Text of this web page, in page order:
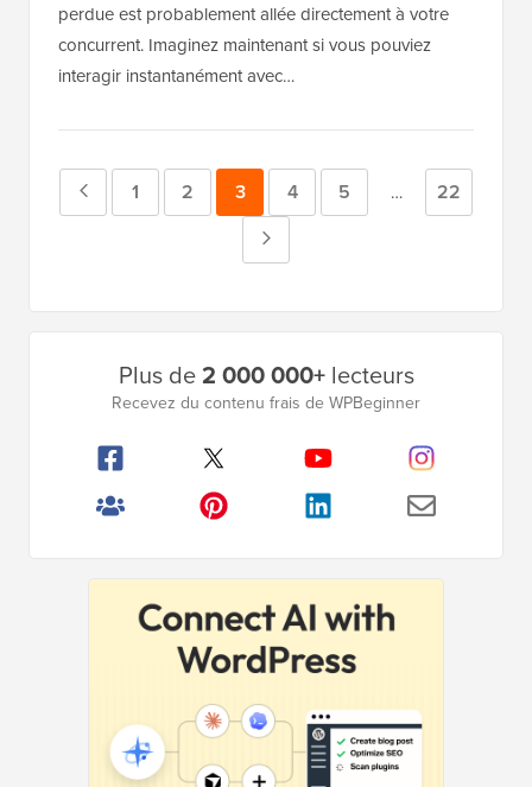
perdue est probablement allée directement à votre
concurrent. Imaginez maintenant si vous pouviez
interagir instantanément avec…
PagePage
1 Page
2 Page
3 Page
4 Page
5
Pages
intermédiaires
… Page
22
Plus de2 000 000+lecteurs
Recevez du contenu frais de WPBeginner